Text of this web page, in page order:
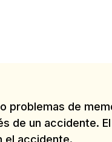
problemas de
de un accidente.
el accidente.